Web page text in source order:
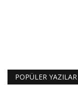
POPÜLER YAZILAR